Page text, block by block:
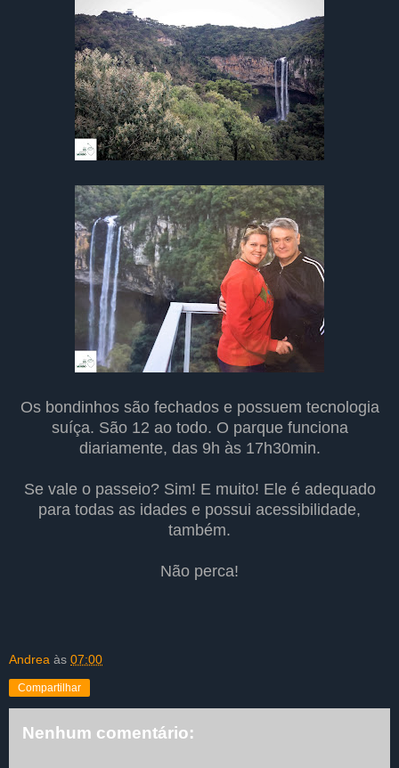
Os bondinhos são fechados e possuem tecnologia
suíça. São 12 ao todo. O parque funciona
diariamente, das 9h às 17h30min.
Se vale o passeio? Sim! E muito! Ele é adequado
para todas as idades e possui acessibilidade,
também.
Não perca!
Andrea às 07:00
Compartilhar
Nenhum comentário: